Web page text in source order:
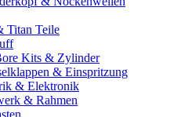
Titan Teile
Kits & Zylinder
& Einspritzung
& Elektronik
& Rahmen